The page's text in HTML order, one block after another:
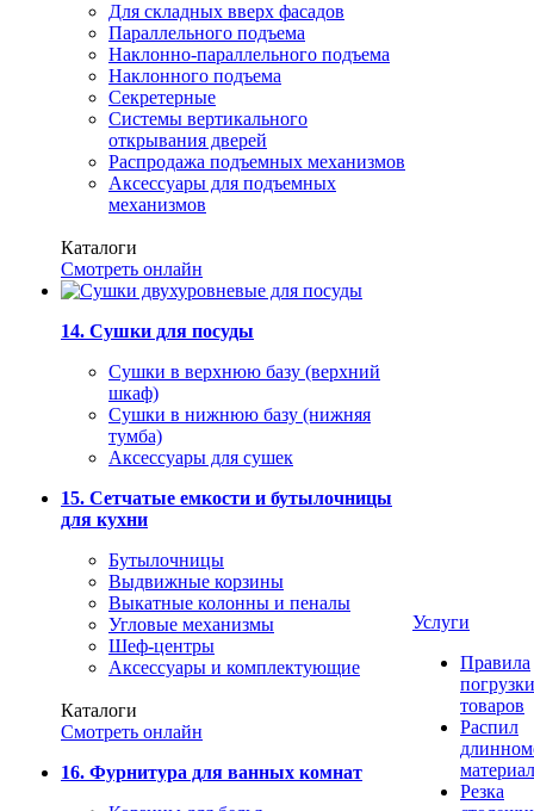
Для складных вверх фасадов
Параллельного подъема
Наклонно-параллельного подъема
Наклонного подъема
Секретерные
Системы вертикального
открывания дверей
Распродажа подъемных механизмов
Аксессуары для подъемных
механизмов
Каталоги
Смотреть онлайн
14. Сушки для посуды
Сушки в верхнюю базу (верхний
шкаф)
Сушки в нижнюю базу (нижняя
тумба)
Аксессуары для сушек
15. Сетчатые емкости и бутылочницы
для кухни
Бутылочницы
Выдвижные корзины
Выкатные колонны и пеналы
Угловые механизмы
Шеф-центры
Аксессуары и комплектующие
Каталоги
Смотреть онлайн
16. Фурнитура для ванных комнат
Услуги
Правила
погрузки
товаров
Распил
Резка